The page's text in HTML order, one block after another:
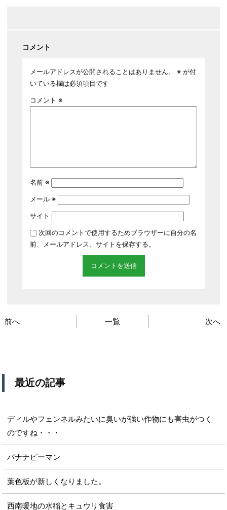
コメント
メールアドレスが公開されることはありません。 ※が付
いている欄は必須項目です
コメント ※
名前 ※
メール ※
サイト
次回のコメントで使用するためブラウザーに自分の名
前、メールアドレス、サイトを保存する。
前へ 一覧 次へ
最近の記事
ディルやフェンネルみたいに臭いが強い作物にも害虫がつく
のですね・・・
バナナピーマン
葉色板が新しくなりました。
西南暖地の水稲とキュウリ食害